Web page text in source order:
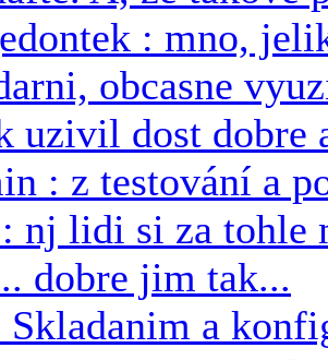
: mno,
obcasne
uzivil dost dobre
: z testování a
nj lidi si za tohle
dobre jim tak...
Skladanim a